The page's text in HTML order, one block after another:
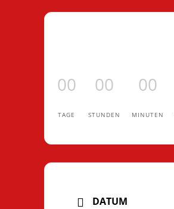
00
TAGE
00
STUNDEN
00
MINUTEN
DATUM